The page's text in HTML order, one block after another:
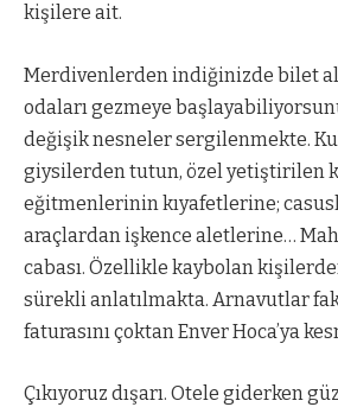
kişilere ait.
Merdivenlerden indiğinizde bilet
odaları gezmeye
değişik nesneler sergilenmekte.
giysilerden tutun, özel yetiştirilen
eğitmenlerinin kıyafetlerine;
araçlardan işkence aletlerine…
cabası. Özellikle kaybolan
sürekli anlatılmakta. Arnavutlar
faturasını çoktan Enver Hoca’ya
Çıkıyoruz dışarı. Otele giderken